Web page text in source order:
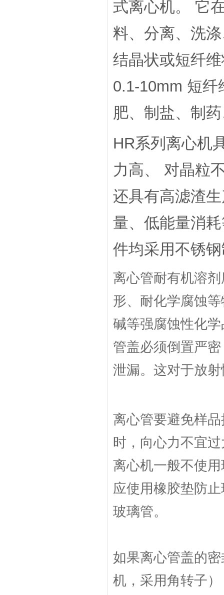
式离心机。 它
料、分离、洗
结晶状或短纤
0.1-10mm 短纤
肥、制盐、制
HR系列离心机
力高、 对晶粒
还具有高滤渣
量、低能量消
件均采用不锈
离心管耐有机溶
形、耐化学腐蚀
碱等强腐蚀性化
管盖必须倒置严
泄漏。这对于放
离心管要避免样
时，向心力不宜
离心机一般不使
应使用橡胶垫防
玻璃管。
如果离心管盖的
机，采用角转子